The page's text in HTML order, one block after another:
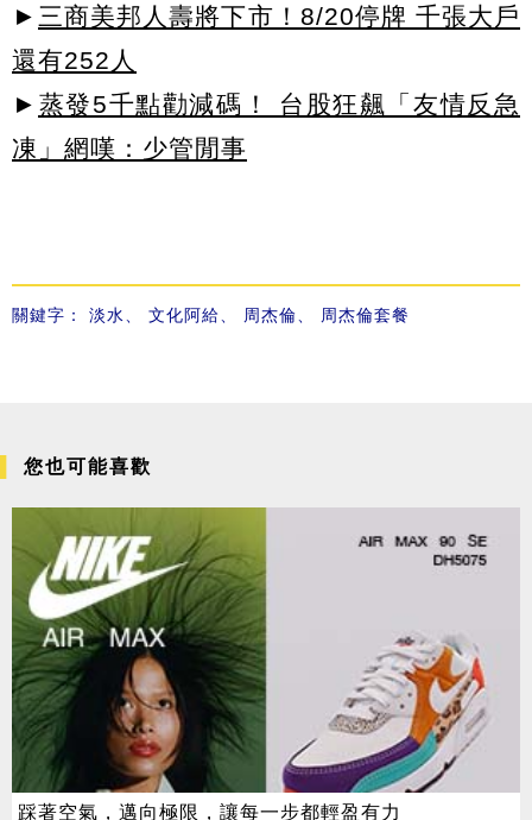
► 三商美邦人壽將下市！8/20停牌 千張大戶
還有252人
► 蒸發5千點勸減碼！ 台股狂飆「友情反急
凍」網嘆：少管閒事
關鍵字： 淡水 文化阿給 周杰倫 周杰倫套餐
您也可能喜歡
踩著空氣，邁向極限，讓每一步都輕盈有力